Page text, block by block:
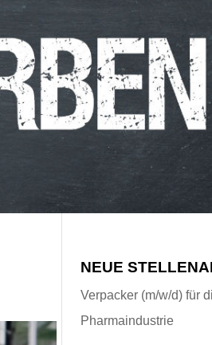
NEUE
Verpacker (m/w/d) für
Pharmaindustrie